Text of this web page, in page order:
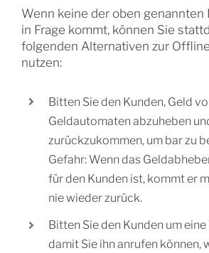
Wenn keine der oben genannten
in Frage kommt, können Sie
folgenden Alternativen zur
nutzen:
Bitten Sie den Kunden, Geld
Geldautomaten abzuheben
zurückzukommen, um bar zu
Gefahr: Wenn das
für den Kunden ist, kommt er
nie wieder zurück.
Bitten Sie den Kunden um
damit Sie ihn anrufen können,